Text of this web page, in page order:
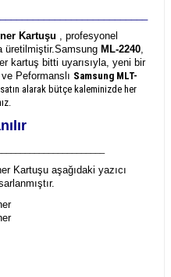
Kartuşu , profesyonel
üretilmiştir.Samsung ML-2240,
kartuş bitti uyarısıyla, yeni bir
Peformanslı Samsung MLT-
satın alarak bütçe kaleminizde her
Kartuşu aşağıdaki yazıcı